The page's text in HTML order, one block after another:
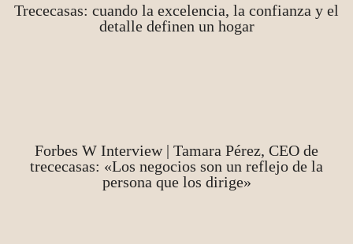
Trececasas: cuando la excelencia, la confianza y el
detalle definen un hogar
Forbes W Interview | Tamara Pérez, CEO de
trececasas: «Los negocios son un reflejo de la
persona que los dirige»